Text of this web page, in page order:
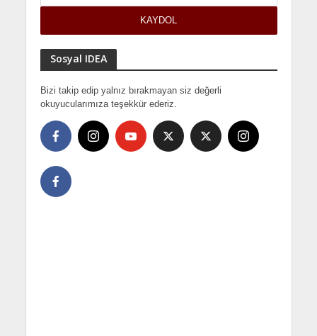
Sosyal IDEA
Bizi takip edip yalnız bırakmayan siz değerli
okuyucularımıza teşekkür ederiz.